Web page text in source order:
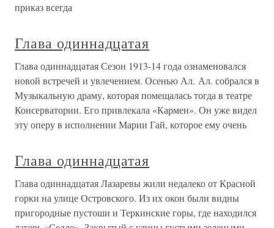
приказ всегда
Глава одиннадцатая
Глава одиннадцатая Сезон 1913-14 года ознаменовался
новой встречей и увлечением. Осенью Ал. Ал. собрался в
Музыкальную драму, которая помещалась тогда в театре
Консерватории. Его привлекала «Кармен». Он уже видел
эту оперу в исполнении Марии Гай, которое ему очень
Глава одиннадцатая
Глава одиннадцатая Лазаревы жили недалеко от Красной
горки на улице Островского. Из их окон были видны
пригородные пустоши и Теркинские горы, где находился